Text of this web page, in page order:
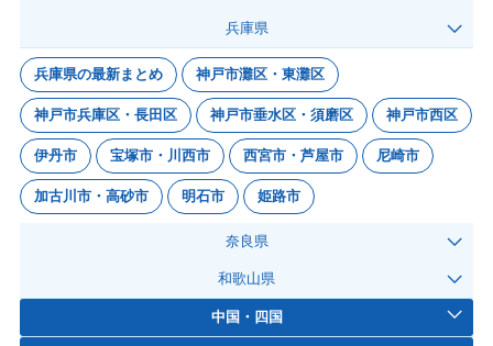
兵庫県
兵庫県の最新まとめ 神戸市灘区・東灘区
神戸市兵庫区・長田区 神戸市垂水区・須磨区 神戸市西区
伊丹市 宝塚市・川西市 西宮市・芦屋市 尼崎市
加古川市・高砂市 明石市 姫路市
奈良県
和歌山県
中国・四国